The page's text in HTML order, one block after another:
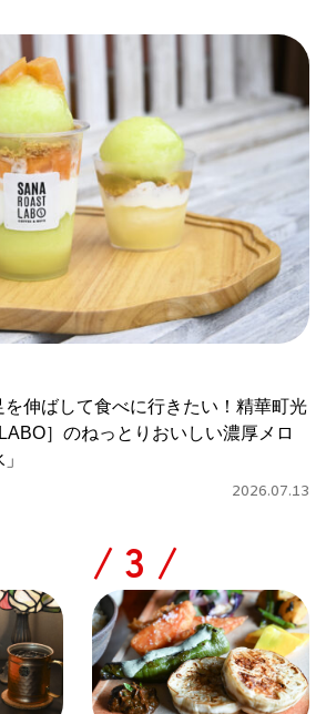
を伸ばして食べに行きたい！精華町光
］のねっとりおいしい濃厚メロ
2026.07.13
/